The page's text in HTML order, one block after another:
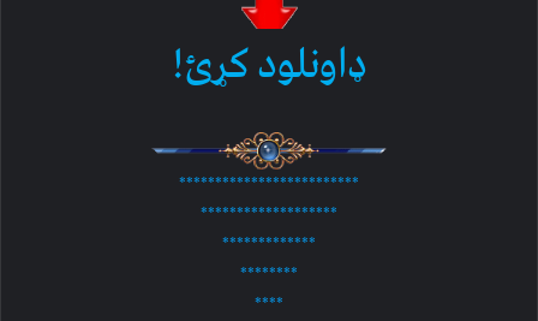
ډاونلود کړئ!
*************************
*******************
*************
********
****